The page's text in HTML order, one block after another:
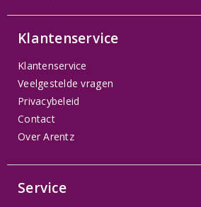
Klantenservice
Klantenservice
Veelgestelde vragen
Privacybeleid
Contact
Over Arentz
Service